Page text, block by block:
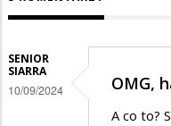
SENIOR
SIARRA
10/09/2024 OMG,
A co to?